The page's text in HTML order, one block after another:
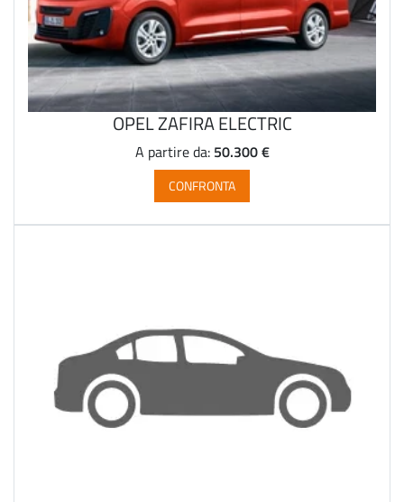
OPEL ZAFIRA ELECTRIC
A partire da: 50.300 €
CONFRONTA